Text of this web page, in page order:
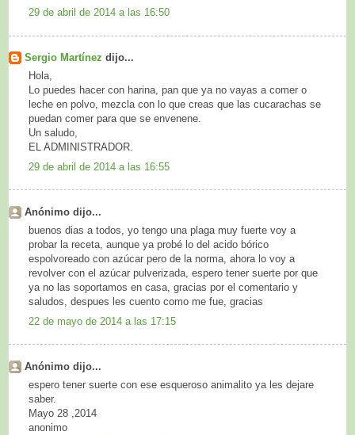
29 de abril de 2014 a las 16:50
Sergio Martínez dijo...
Hola,
Lo puedes hacer con harina, pan que ya no vayas a comer o
leche en polvo, mezcla con lo que creas que las cucarachas se
puedan comer para que se envenene.
Un saludo,
EL ADMINISTRADOR.
29 de abril de 2014 a las 16:55
Anónimo dijo...
buenos dias a todos, yo tengo una plaga muy fuerte voy a
probar la receta, aunque ya probé lo del acido bórico
espolvoreado con azúcar pero de la norma, ahora lo voy a
revolver con el azúcar pulverizada, espero tener suerte por que
ya no las soportamos en casa, gracias por el comentario y
saludos, despues les cuento como me fue, gracias
22 de mayo de 2014 a las 17:15
Anónimo dijo...
espero tener suerte con ese esqueroso animalito ya les dejare
saber.
Mayo 28 ,2014
anonimo